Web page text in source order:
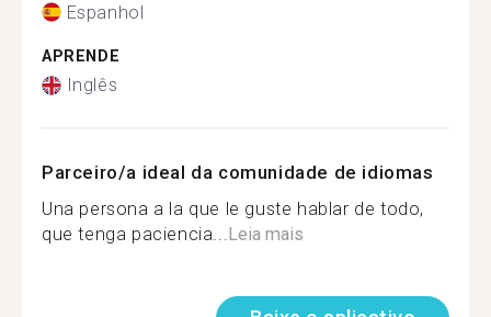
Espanhol
APRENDE
Inglês
Parceiro/a ideal da comunidade de idiomas
Una persona a la que le guste hablar de todo,
que tenga paciencia...Leia mais